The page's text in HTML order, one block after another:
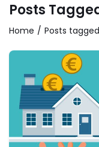
Posts
Home Posts